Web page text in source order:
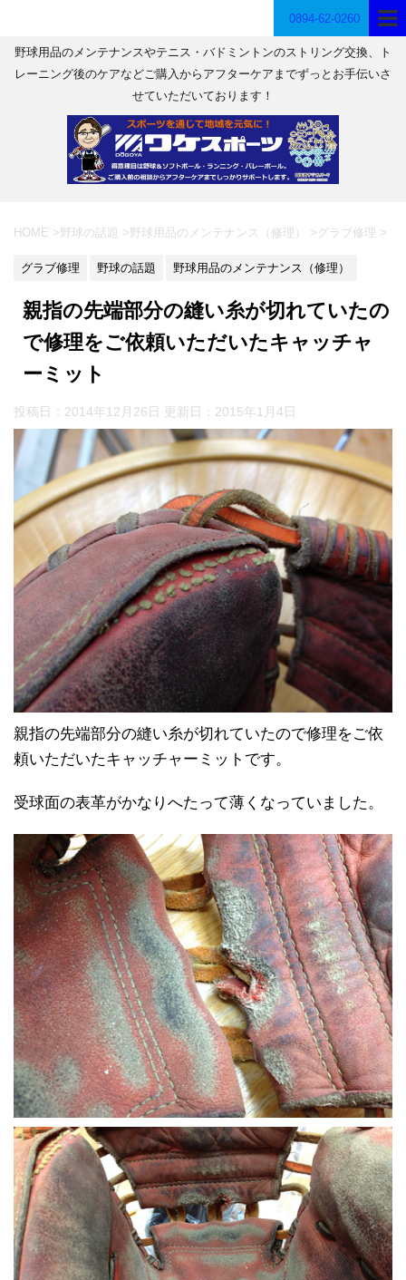
0894-62-0260
野球用品のメンテナンスやテニス・バドミントンのストリング交換、ト
レーニング後のケアなどご購入からアフターケアまでずっとお手伝いさ
せていただいております！
HOME >野球の話題 >野球用品のメンテナンス（修理） > グラブ修理 >
グラブ修理 野球の話題 野球用品のメンテナンス（修理）
親指の先端部分の縫い糸が切れていたの
で修理をご依頼いただいたキャッチャ
ーミット
投稿日：2014年12月26日 更新日： 2015年1月4日
親指の先端部分の縫い糸が切れていたので修理をご依
頼いただいたキャッチャーミットです。
受球面の表革がかなりへたって薄くなっていました。